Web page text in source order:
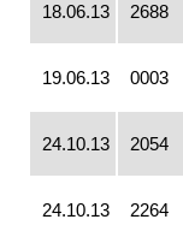
18.06.13 2688
19.06.13 0003
24.10.13 2054
24.10.13 2264